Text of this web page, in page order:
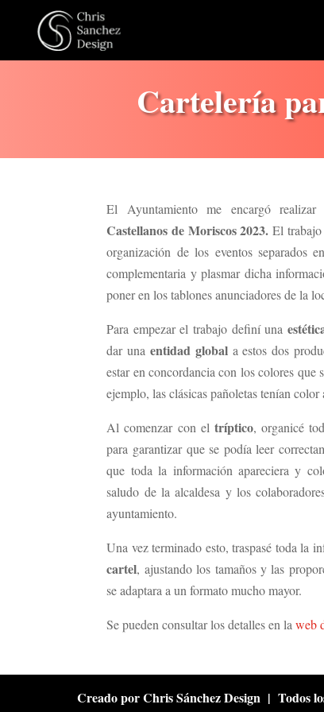
Cartelería
El Ayuntamiento me encargó
Castellanos de Moriscos 2023.El
organización de los eventos separados
complementaria y plasmar dicha
poner en los tablones anunciadores de la
Para empezar el trabajo definí una
dar una entidad globala estos dos
estar en concordancia con los colores que
ejemplo, las clásicas pañoletas tenían
Al comenzar con el tríptico, organicé
para garantizar que se podía leer
que toda la información apareciera y
saludo de la alcaldesa y los
ayuntamiento.
Una vez terminado esto, traspasé toda la
cartel, ajustando los tamaños y las
se adaptara a un formato mucho mayor.
Se pueden consultar los detalles en laweb
Creado por Chris Sánchez Design | Todos